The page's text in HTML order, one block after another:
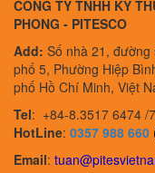
CÔNG TY TNHH KỸ
PHONG - PITESCO
Add: Số nhà 21, đường
phố 5, Phường Hiệp
phố Hồ Chí Minh, Việt
Tel: +84-8.3517 6474 /
HotLine: 0357 988 660
Email: